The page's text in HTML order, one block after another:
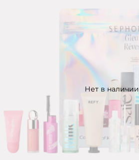
Нет в наличии